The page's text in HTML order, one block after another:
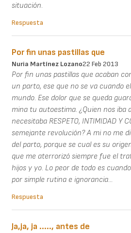
situación.
Respuesta
Por fin unas pastillas que
Nuria Martínez Lozano22 Feb 2013
Por fin unas pastillas que acaban
un parto, ese que no se va cuando
mundo. Ese dolor que se queda
mina tu autoestima. ¿Quien nos iba
necesitaba RESPETO, INTIMIDAD Y
semejante revolución? A mi no me
del parto, porque se cual es su
que me aterrorizó siempre fue el
hijos y yo. Lo peor de todo es
por simple rutina e ignorancia...
Respuesta
Ja,ja, ja ....., antes de